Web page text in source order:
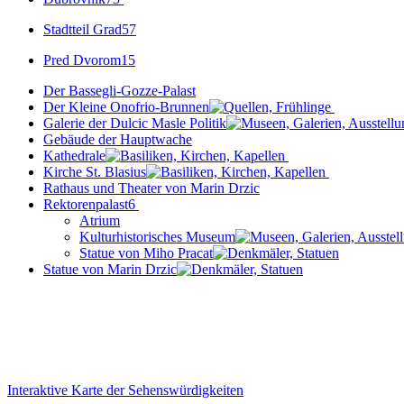
Stadtteil Grad57
Pred Dvorom15
Der Bassegli-Gozze-Palast
Der Kleine Onofrio-Brunnen
Galerie der Dulcic Masle Politik
Gebäude der Hauptwache
Kathedrale
Kirche St. Blasius
Rathaus und Theater von Marin Drzic
Rektorenpalast6
Atrium
Kulturhistorisches Museum
Statue von Miho Pracat
Statue von Marin Drzic
Interaktive Karte der Sehenswürdigkeiten